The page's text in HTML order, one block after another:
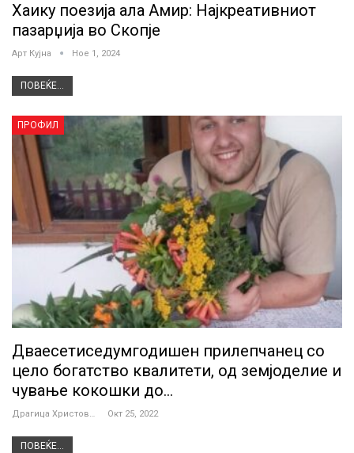
Хаику поезија ала Амир: Најкреативниот
пазарџија во Скопје
Арт Кујна Ное 1, 2024
ПОВЕЌЕ...
ПРОФИЛ
Дваесетиседумгодишен прилепчанец со
цело богатство квалитети, од земјоделие и
чување кокошки до…
Драгица Христова Окт 25, 2022
ПОВЕЌЕ...